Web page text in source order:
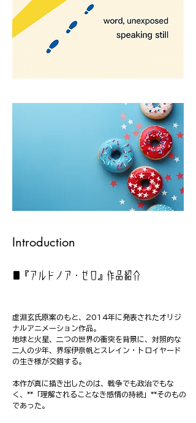
Introduction
■『アルドノア・ゼロ』作品紹介
虚淵玄氏原案のもと、2014年に発表されたオリジ
ナルアニメーション作品。
地球と火星、二つの世界の衝突を背景に、対照的な
二人の少年、界塚伊奈帆とスレイン・トロイヤード
の生き様が交錯する。
本作が真に描き出したのは、戦争でも政治でもな
く、**「理解されることなき感情の持続」**そのもの
であった。